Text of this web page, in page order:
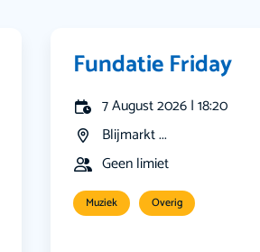
Fundatie Friday
7 August 2026 | 18:20
Blijmarkt ...
Geen limiet
Muziek Overig